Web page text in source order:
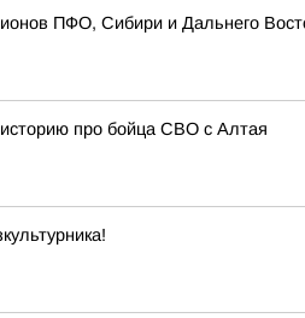
ПФО, Сибири и Дальнего
про бойца СВО с Алтая